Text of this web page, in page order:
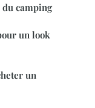
du camping
un look
un